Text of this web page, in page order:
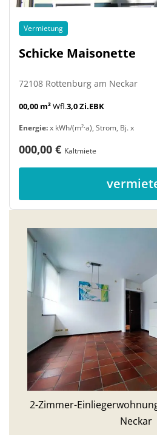
Vermietung
Schicke Maisonette
72108 Rottenburg am Neckar
00,00 m²Wfl.3,0 Zi.EBK
Energie:x kWh/(m²·a), Strom, Bj. x
000,00 € Kaltmiete
2-Zimmer-
Neckar